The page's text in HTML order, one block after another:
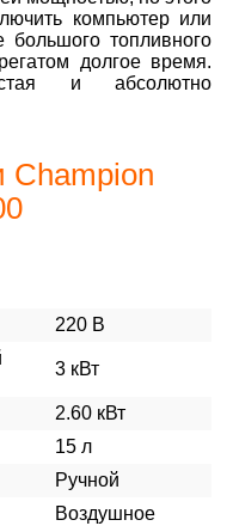
компьютер или
большого топливного
долгое время.
и абсолютно
Champion
220 В
3 кВт
2.60 кВт
15 л
Ручной
Воздушное